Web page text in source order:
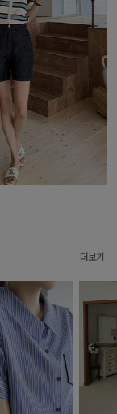
더보기